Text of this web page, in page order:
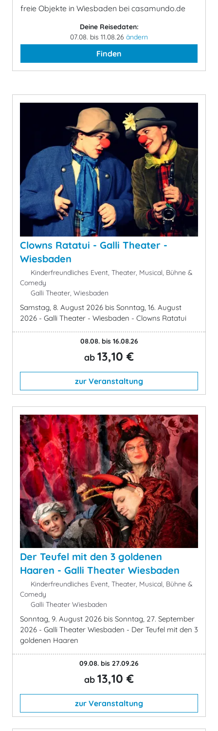
freie Objekte in Wiesbaden bei casamundo.de
Deine Reisedaten:
07.08. bis 11.08.26 ändern
Finden
Clowns Ratatui - Galli Theater -
Wiesbaden
Kinderfreundliches Event, Theater, Musical, Bühne &
Comedy
Galli Theater, Wiesbaden
Samstag, 8. August 2026 bis Sonntag, 16. August
2026 - Galli Theater - Wiesbaden - Clowns Ratatui
08.08. bis 16.08.26
ab 13,10 €
zur Veranstaltung
Der Teufel mit den 3 goldenen
Haaren - Galli Theater Wiesbaden
Kinderfreundliches Event, Theater, Musical, Bühne &
Comedy
Galli Theater Wiesbaden
Sonntag, 9. August 2026 bis Sonntag, 27. September
2026 - Galli Theater Wiesbaden - Der Teufel mit den 3
goldenen Haaren
09.08. bis 27.09.26
ab 13,10 €
zur Veranstaltung